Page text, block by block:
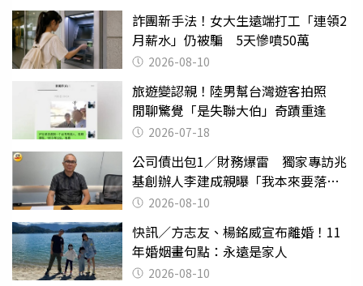
詐團新手法！女大生遠端打工「連領2
月薪水」仍被騙 5天慘噴50萬
2026-08-10
旅遊變認親！陸男幫台灣遊客拍照
閒聊驚覺「是失聯大伯」奇蹟重逢
2026-07-18
公司債出包1／財務爆雷 獨家專訪兆
基創辦人李建成親曝「我本來要落
跑」2026-08-10
快訊／方志友、楊銘威宣布離婚！11
年婚姻畫句點：永遠是家人
2026-08-10